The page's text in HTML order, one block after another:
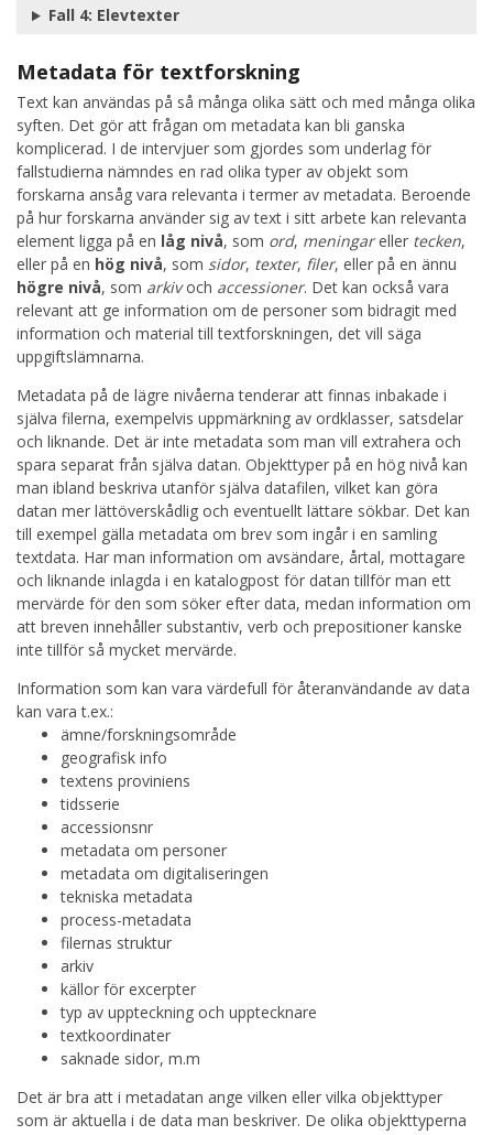
Fall 4: Elevtexter
Metadata för textforskning
Text kan användas på så många olika sätt och med många olika
syften. Det gör att frågan om metadata kan bli ganska
komplicerad. I de intervjuer som gjordes som underlag för
fallstudierna nämndes en rad olika typer av objekt som
forskarna ansåg vara relevanta i termer av metadata. Beroende
på hur forskarna använder sig av text i sitt arbete kan relevanta
element ligga på en låg nivå, som ord, meningareller tecken,
eller på en hög nivå, som sidor, texter, filer, eller på en ännu
högre nivå, som arkivoch accessioner. Det kan också vara
relevant att ge information om de personer som bidragit med
information och material till textforskningen, det vill säga
uppgiftslämnarna.
Metadata på de lägre nivåerna tenderar att finnas inbakade i
själva filerna, exempelvis uppmärkning av ordklasser, satsdelar
och liknande. Det är inte metadata som man vill extrahera och
spara separat från själva datan. Objekttyper på en hög nivå kan
man ibland beskriva utanför själva datafilen, vilket kan göra
datan mer lättöverskådlig och eventuellt lättare sökbar. Det kan
till exempel gälla metadata om brev som ingår i en samling
textdata. Har man information om avsändare, årtal, mottagare
och liknande inlagda i en katalogpost för datan tillför man ett
mervärde för den som söker efter data, medan information om
att breven innehåller substantiv, verb och prepositioner kanske
inte tillför så mycket mervärde.
Information som kan vara värdefull för återanvändande av data
kan vara t.ex.:
ämne/forskningsområde
geografisk info
textens proviniens
tidsserie
accessionsnr
metadata om personer
metadata om digitaliseringen
tekniska metadata
process-metadata
filernas struktur
arkiv
källor för excerpter
typ av uppteckning och upptecknare
textkoordinater
saknade sidor, m.m
Det är bra att i metadatan ange vilken eller vilka objekttyper
som är aktuella i de data man beskriver. De olika objekttyperna